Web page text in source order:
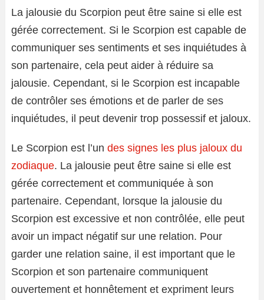
La jalousie du Scorpion peut être saine si elle est
gérée correctement. Si le Scorpion est capable de
communiquer ses sentiments et ses inquiétudes à
son partenaire, cela peut aider à réduire sa
jalousie. Cependant, si le Scorpion est incapable
de contrôler ses émotions et de parler de ses
inquiétudes, il peut devenir trop possessif et jaloux.
Le Scorpion est l’un des signes les plus jaloux du
zodiaque. La jalousie peut être saine si elle est
gérée correctement et communiquée à son
partenaire. Cependant, lorsque la jalousie du
Scorpion est excessive et non contrôlée, elle peut
avoir un impact négatif sur une relation. Pour
garder une relation saine, il est important que le
Scorpion et son partenaire communiquent
ouvertement et honnêtement et expriment leurs